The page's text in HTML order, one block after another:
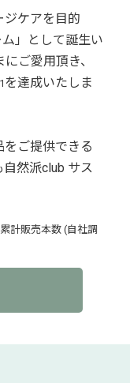
ジケアを目的
」として誕生い
ご愛用頂き、
を達成いたしま
ご提供できる
然派club サス
計販売本数 (自社調